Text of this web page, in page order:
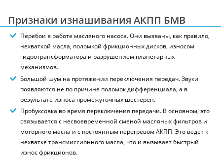
Признаки изнашивания АКПП БМВ
Перебои в работе масляного насоса. Они вызваны, как правило,
нехваткой масла, поломкой фрикционных дисков, износом
гидротрансформатора и разрушением планетарных
механизмов.
Большой шум на протяжении переключения передач. Звуки
появляются не по причине поломок дифференциала, а в
результате износа промежуточных шестерен.
Пробуксовка во время переключения передачи. В основном, это
связывается с несвоевременной сменой масляных фильтров и
моторного масла и с постоянным перегревом АКПП. Это ведет к
нехватке трансмиссионного масла, что и вызывает быстрый
износ фрикционов.